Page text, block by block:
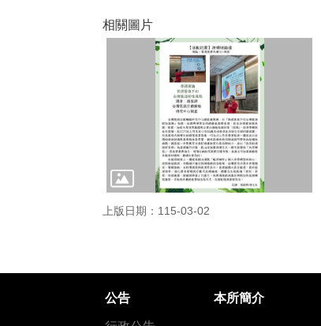
相關圖片
上版日期：115-03-02
公告 本所簡介